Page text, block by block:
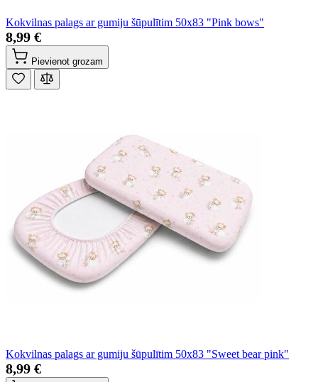
Kokvilnas palags ar gumiju šūpulītim 50x83 "Pink bows"
8,99 €
Pievienot grozam
Kokvilnas palags ar gumiju šūpulītim 50x83 "Sweet bear pink"
8,99 €